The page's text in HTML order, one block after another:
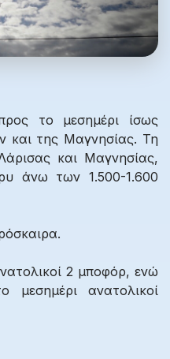
το μεσημέρι ίσως
και της Μαγνησίας. Τη
και Μαγνησίας,
άνω των 1.500-1.600
2 μποφόρ, ενώ
ανατολικοί